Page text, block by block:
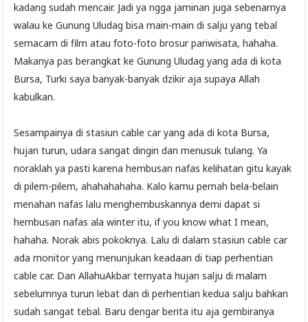
kadang sudah mencair. Jadi ya ngga jaminan juga sebenarnya
walau ke Gunung Uludag bisa main-main di salju yang tebal
semacam di film atau foto-foto brosur pariwisata, hahaha.
Makanya pas berangkat ke Gunung Uludag yang ada di kota
Bursa, Turki saya banyak-banyak dzikir aja supaya Allah
kabulkan.
Sesampainya di stasiun cable car yang ada di kota Bursa,
hujan turun, udara sangat dingin dan menusuk tulang. Ya
noraklah ya pasti karena hembusan nafas kelihatan gitu kayak
di pilem-pilem, ahahahahaha. Kalo kamu pernah bela-belain
menahan nafas lalu menghembuskannya demi dapat si
hembusan nafas ala winter itu, if you know what I mean,
hahaha. Norak abis pokoknya. Lalu di dalam stasiun cable car
ada monitor yang menunjukan keadaan di tiap perhentian
cable car. Dan AllahuAkbar ternyata hujan salju di malam
sebelumnya turun lebat dan di perhentian kedua salju bahkan
sudah sangat tebal. Baru dengar berita itu aja gembiranya